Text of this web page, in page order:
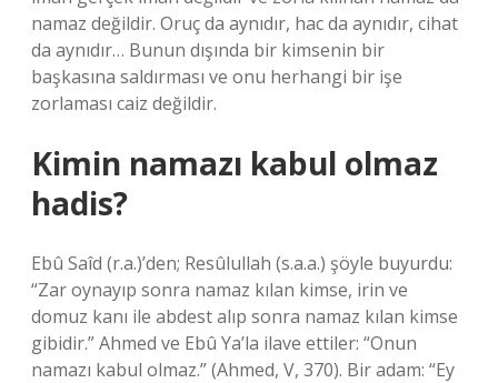
namaz değildir. Oruç da aynıdır, hac da aynıdır, cihat
da aynıdır… Bunun dışında bir kimsenin bir
başkasına saldırması ve onu herhangi bir işe
zorlaması caiz değildir.
Kimin namazı kabul olmaz
hadis?
Ebû Saîd (r.a.)’den; Resûlullah (s.a.a.) şöyle buyurdu:
“Zar oynayıp sonra namaz kılan kimse, irin ve
domuz kanı ile abdest alıp sonra namaz kılan kimse
gibidir.” Ahmed ve Ebû Ya’la ilave ettiler: “Onun
namazı kabul olmaz.” (Ahmed, V, 370). Bir adam: “Ey